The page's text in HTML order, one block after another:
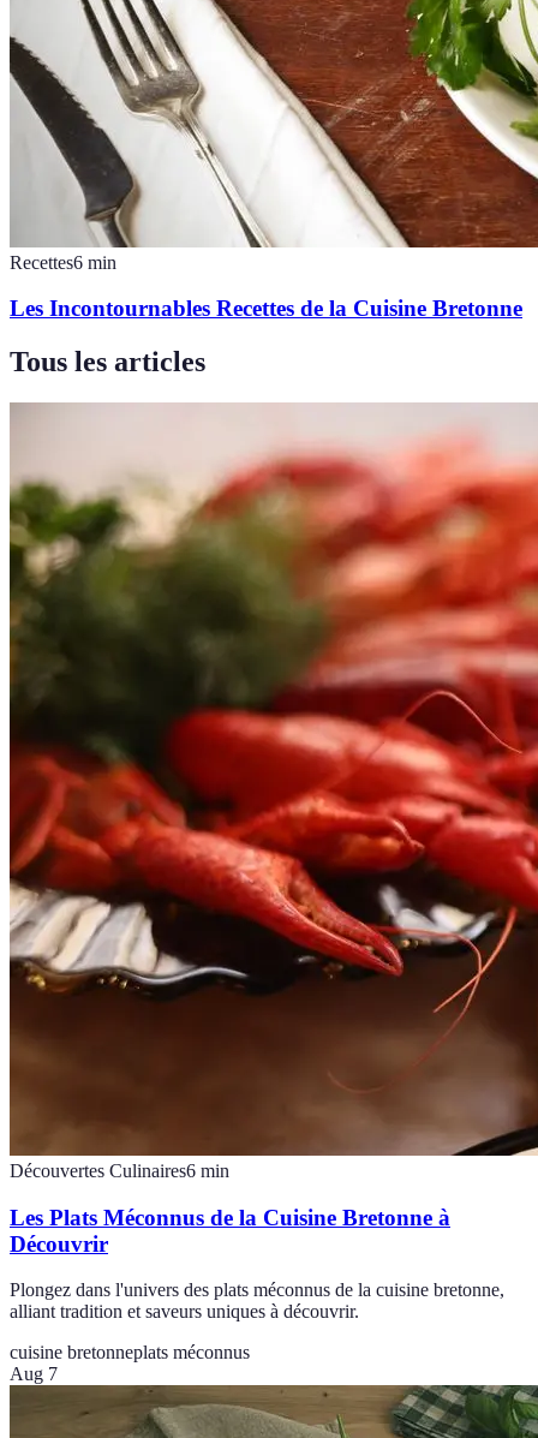
Recettes6 min
Les Incontournables Recettes de la Cuisine Bretonne
Tous les articles
Découvertes Culinaires6 min
Les Plats Méconnus de la Cuisine Bretonne à
Découvrir
Plongez dans l'univers des plats méconnus de la cuisine bretonne,
alliant tradition et saveurs uniques à découvrir.
cuisine bretonneplats méconnus
Aug 7